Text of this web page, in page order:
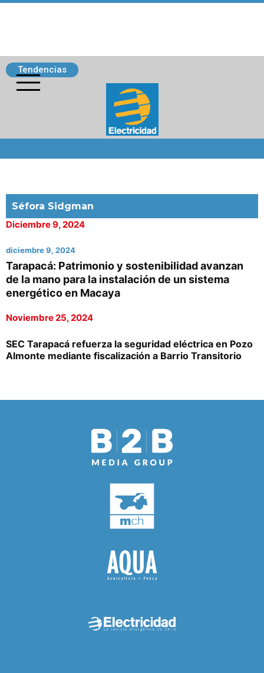
Tendencias
Séfora Sidgman
Diciembre 9, 2024
diciembre 9, 2024
Tarapacá: Patrimonio y sostenibilidad avanzan
de la mano para la instalación de un sistema
energético en Macaya
Noviembre 25, 2024
SEC Tarapacá refuerza la seguridad eléctrica en Pozo
Almonte mediante fiscalización a Barrio Transitorio